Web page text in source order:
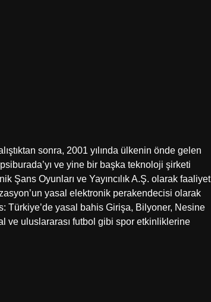
sonra, 2001 yılında ülkenin önde gelen
ve yine bir başka teknoloji şirketi
Şans Oyunları ve Yayıncılık A.Ş. olarak faaliyet
yasal elektronik perakendecisi olarak
Türkiye’de yasal bahis Girişa, Bilyoner, Nesine
ve uluslararası futbol gibi spor etkinliklerine